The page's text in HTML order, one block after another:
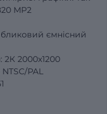
MP2
ємнісний
2К 2000х1200
PAL